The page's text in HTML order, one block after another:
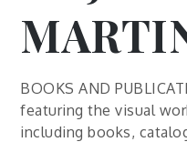
BOOKS AND
featuring the visual
including books,